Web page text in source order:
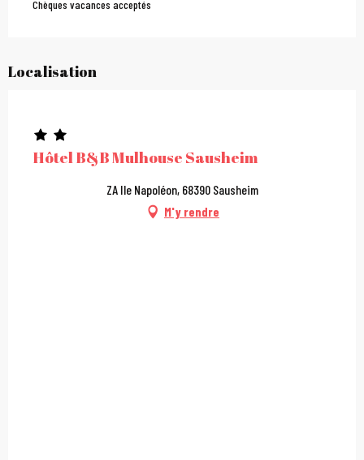
Chèques vacances acceptés
Localisation
Hôtel B&B Mulhouse Sausheim
ZA Ile Napoléon, 68390 Sausheim
M'y rendre